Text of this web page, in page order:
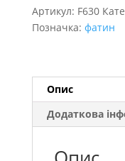
Артикул: F630
Позначка: фатин
Опис
Додаткова